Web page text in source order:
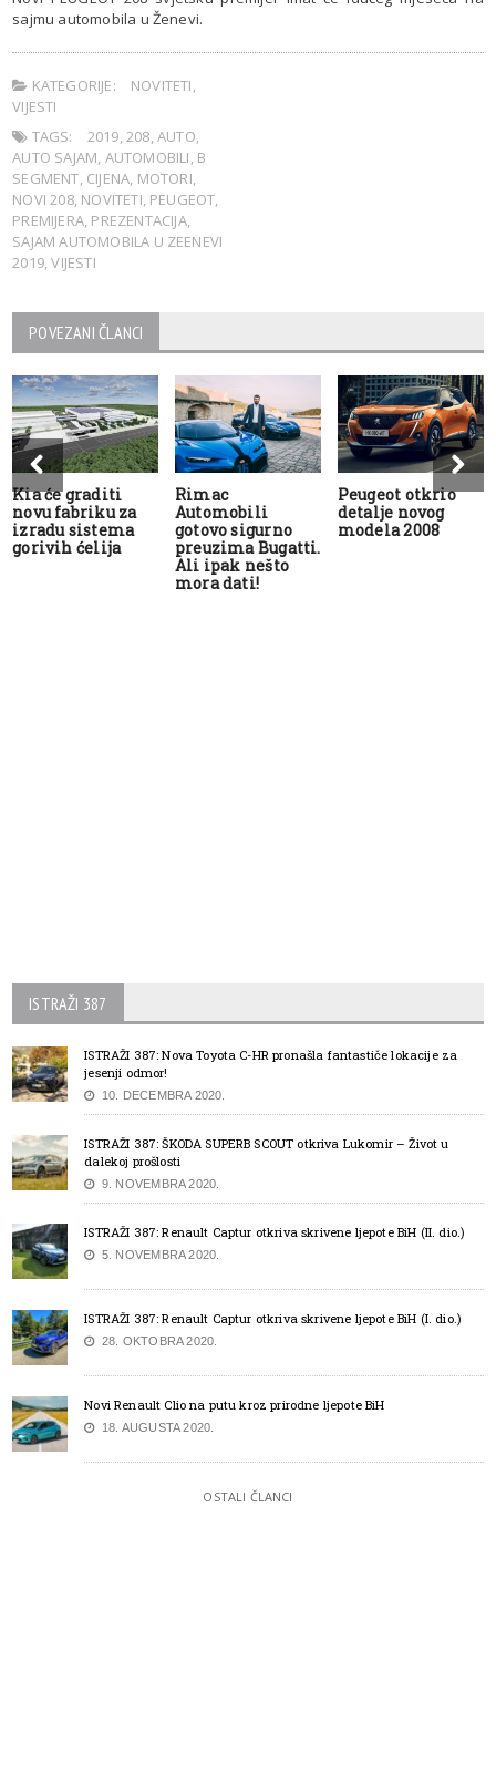
sajmu automobila u Ženevi.
KATEGORIJE: NOVITETI,
VIJESTI
TAGS:
2019,208,AUTO,
AUTO SAJAM, AUTOMOBILI, B
SEGMENT, CIJENA, MOTORI,
NOVI 208, NOVITETI, PEUGEOT,
PREMIJERA, PREZENTACIJA,
SAJAM AUTOMOBILA U ZEENEVI
2019,VIJESTI
POVEZANI ČLANCI
Kia će graditi
novu fabriku za
izradu sistema
gorivih ćelija
Rimac
Automobili
gotovo sigurno
preuzima Bugatti.
Ali ipak nešto
mora dati!
Peugeot otkrio
detalje novog
modela 2008
ISTRAŽI 387
ISTRAŽI 387: Nova Toyota C-HR pronašla fantastiče lokacije za
jesenji odmor!
10. DECEMBRA 2020.
ISTRAŽI 387: ŠKODA SUPERB SCOUT otkriva Lukomir – Život u
dalekoj prošlosti
9. NOVEMBRA 2020.
ISTRAŽI 387: Renault Captur otkriva skrivene ljepote BiH (II. dio.)
5. NOVEMBRA 2020.
ISTRAŽI 387: Renault Captur otkriva skrivene ljepote BiH (I. dio.)
28. OKTOBRA 2020.
Novi Renault Clio na putu kroz prirodne ljepote BiH
18. AUGUSTA 2020.
OSTALI ČLANCI